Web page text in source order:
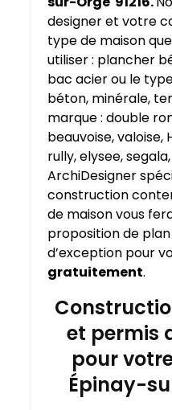
designer et votre
type de maison
utiliser : plancher
bac acier ou le
béton, minérale,
marque : double
beauvoise, valoise,
rully, elysee,
ArchiDesigner
construction
de maison vous
proposition de plan
d’exception pour
gratuitement.
et permis
pour
Épinay-